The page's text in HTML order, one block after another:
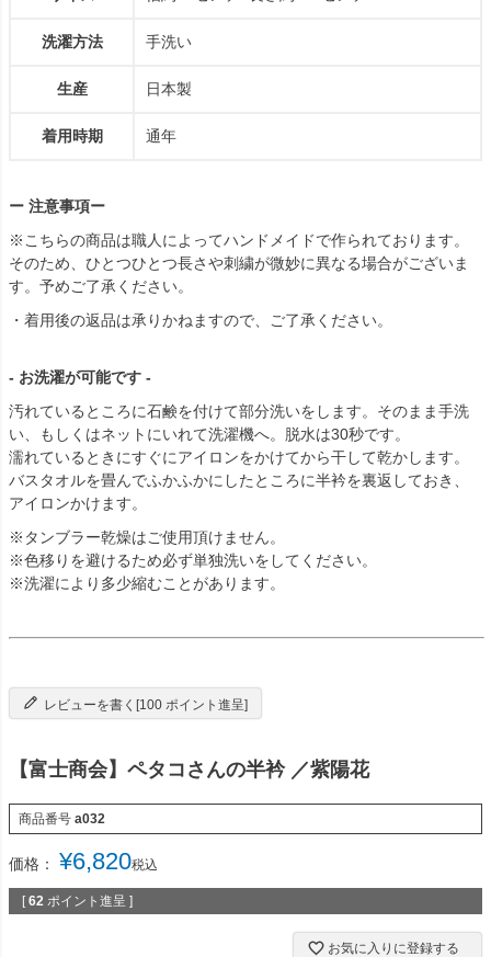
洗濯方法 手洗い
生産 日本製
着用時期 通年
ー 注意事項ー
※こちらの商品は職人によってハンドメイドで作られております。
そのため、ひとつひとつ長さや刺繍が微妙に異なる場合がございま
す。予めご了承ください。
・着用後の返品は承りかねますので、ご了承ください。
- お洗濯が可能です -
汚れているところに石鹸を付けて部分洗いをします。そのまま手洗
い、もしくはネットにいれて洗濯機へ。脱水は30秒です。
濡れているときにすぐにアイロンをかけてから干して乾かします。
バスタオルを畳んでふかふかにしたところに半衿を裏返しておき、
アイロンかけます。
※タンブラー乾燥はご使用頂けません。
※色移りを避けるため必ず単独洗いをしてください。
※洗濯により多少縮むことがあります。
レビューを書く[100 ポイント進呈]
【富士商会】ペタコさんの半衿 ／紫陽花
商品番号 a032
価格： ¥6,820税込
[ 62 ポイント進呈 ]
お気に入りに登録する